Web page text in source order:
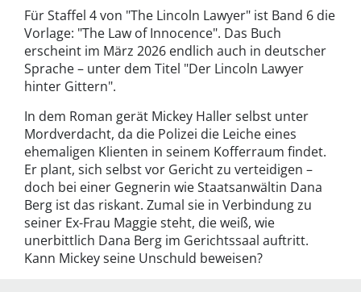
Für Staffel 4 von "The Lincoln Lawyer" ist Band 6 die
Vorlage: "The Law of Innocence". Das Buch
erscheint im März 2026 endlich auch in deutscher
Sprache – unter dem Titel "Der Lincoln Lawyer
hinter Gittern".
In dem Roman gerät Mickey Haller selbst unter
Mordverdacht, da die Polizei die Leiche eines
ehemaligen Klienten in seinem Kofferraum findet.
Er plant, sich selbst vor Gericht zu verteidigen –
doch bei einer Gegnerin wie Staatsanwältin Dana
Berg ist das riskant. Zumal sie in Verbindung zu
seiner Ex-Frau Maggie steht, die weiß, wie
unerbittlich Dana Berg im Gerichtssaal auftritt.
Kann Mickey seine Unschuld beweisen?